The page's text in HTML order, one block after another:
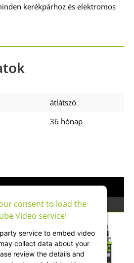
kerékpárhoz és elektromos
átlátszó
36 hónap
consent to load the
Video service!
service to embed video
collect data about your
review the details and